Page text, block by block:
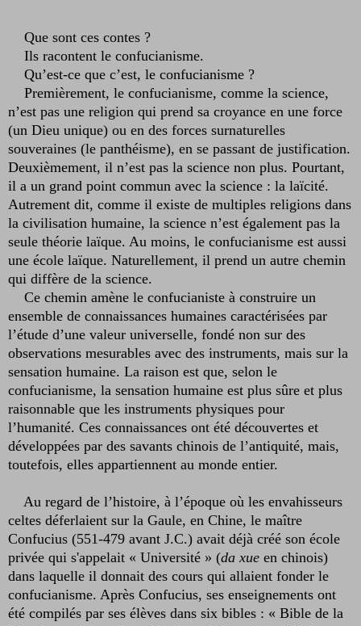
Que sont ces contes ?
Ils racontent le confucianisme.
Qu’est-ce que c’est, le confucianisme ?
Premièrement, le confucianisme, comme la science,
n’est pas une religion qui prend sa croyance en une force
(un Dieu unique) ou en des forces surnaturelles
souveraines (le panthéisme), en se passant de justification.
Deuxièmement, il n’est pas la science non plus. Pourtant,
il a un grand point commun avec la science : la laïcité.
Autrement dit, comme il existe de multiples religions dans
la civilisation humaine, la science n’est également pas la
seule théorie laïque. Au moins, le confucianisme est aussi
une école laïque. Naturellement, il prend un autre chemin
qui diffère de la science.
Ce chemin amène le confucianiste à construire un
ensemble de connaissances humaines caractérisées par
l’étude d’une valeur universelle, fondé non sur des
observations mesurables avec des instruments, mais sur la
sensation humaine. La raison est que, selon le
confucianisme, la sensation humaine est plus sûre et plus
raisonnable que les instruments physiques pour
l’humanité. Ces connaissances ont été découvertes et
développées par des savants chinois de l’antiquité, mais,
toutefois, elles appartiennent au monde entier.
Au regard de l’histoire, à l’époque où les envahisseurs
celtes déferlaient sur la Gaule, en Chine, le maître
Confucius (551-479 avant J.C.) avait déjà créé son école
privée qui s'appelait « Université » (da xue en chinois)
dans laquelle il donnait des cours qui allaient fonder le
confucianisme. Après Confucius, ses enseignements ont
été compilés par ses élèves dans six bibles : « Bible de la